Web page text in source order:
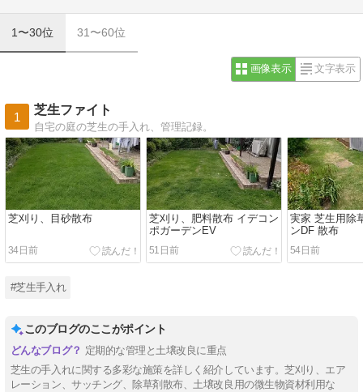
1〜30位 31〜60位
画像表示 文字表示
1
芝生ファイト
自宅の庭の芝生の手入れ、管理記録。
芝刈り、目砂散布
34日前
芝刈り、肥料散布 イデコン
ポガーデンEV
51日前
実家 芝生用除
ンDF 散布
54日前
#芝生手入れ
このブログのここがポイント
定期的な管理と土壌改良に重点
芝生の手入れに関する多彩な施策を詳しく紹介しています。芝刈り、エア
レーション、サッチング、除草剤散布、土壌改良用の微生物資材利用な